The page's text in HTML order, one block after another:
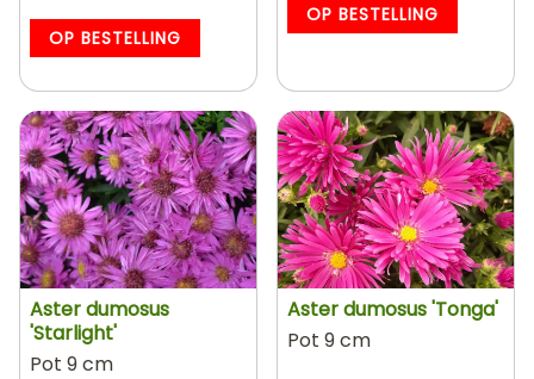
OP BESTELLING
OP BESTELLING
Aster dumosus
'Starlight'
Pot 9 cm
Aster dumosus 'Tonga'
Pot 9 cm